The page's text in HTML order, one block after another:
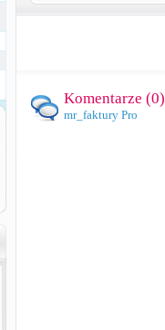
Komentarze (0)
mr_faktury Pro